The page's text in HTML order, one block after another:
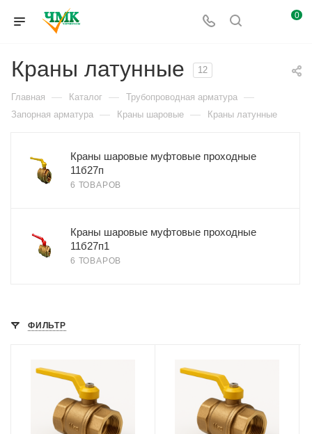
0
Краны латунные 12
Главная — Каталог — Трубопроводная арматура —
Запорная арматура — Краны шаровые — Краны латунные
Краны шаровые муфтовые проходные
11б27п
6 ТОВАРОВ
Краны шаровые муфтовые проходные
11б27п1
6 ТОВАРОВ
ФИЛЬТР